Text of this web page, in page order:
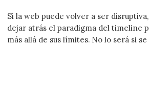
Si la web puede volver a ser
dejar atrás el paradigma del timeline
más allá de sus límites. No lo será si se